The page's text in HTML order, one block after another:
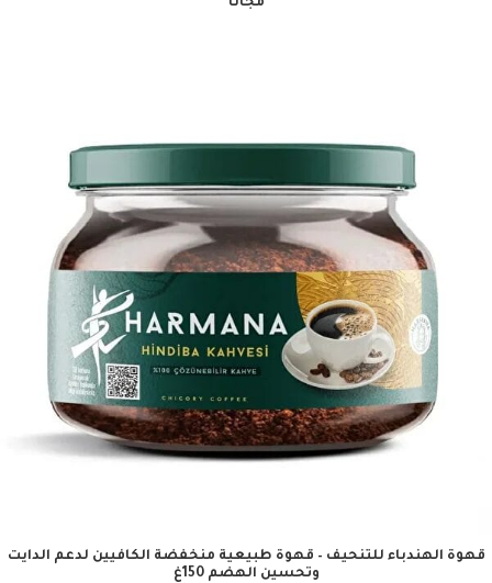
قهوة الهندباء للتنحيف – قهوة طبيعية منخفضة الكافيين لدعم الدايت
وتحسين الهضم 150غ